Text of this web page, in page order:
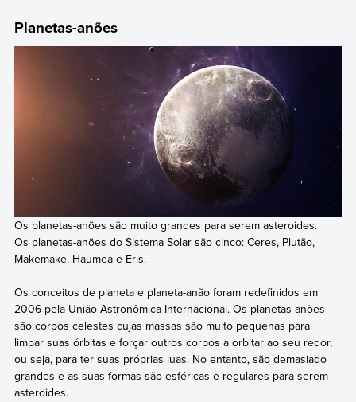
Planetas-anões
Os planetas-anões são muito grandes para serem asteroides.
Os planetas-anões do Sistema Solar são cinco: Ceres, Plutão,
Makemake, Haumea e Eris.
Os conceitos de planeta e planeta-anão foram redefinidos em
2006 pela União Astronômica Internacional. Os planetas-anões
são corpos celestes cujas massas são muito pequenas para
limpar suas órbitas e forçar outros corpos a orbitar ao seu redor,
ou seja, para ter suas próprias luas. No entanto, são demasiado
grandes e as suas formas são esféricas e regulares para serem
asteroides.